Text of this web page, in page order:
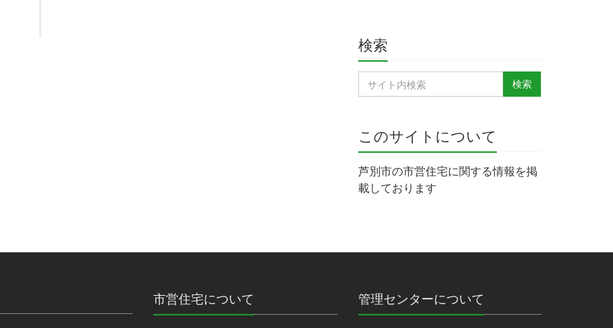
検索
このサイトについて
芦別市の市営住宅に関する情報を掲
載しております
市営住宅について 管理センターについて